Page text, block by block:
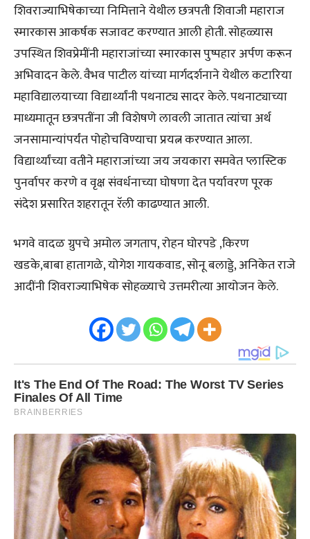
शिवराज्याभिषेकाच्या निमित्ताने येथील छत्रपती शिवाजी महाराज
स्मारकास आकर्षक सजावट करण्यात आली होती. सोहळ्यास
उपस्थित शिवप्रेमींनी महाराजांच्या स्मारकास पुष्पहार अर्पण करून
अभिवादन केले. वैभव पाटील यांच्या मार्गदर्शनाने येथील कटारिया
महाविद्यालयाच्या विद्यार्थ्यांनी पथनाट्य सादर केले. पथनाट्याच्या
माध्यमातून छत्रपतींना जी विशेषणे लावली जातात त्यांचा अर्थ
जनसामान्यांपर्यंत पोहोचविण्याचा प्रयत्न करण्यात आला.
विद्यार्थ्यांच्या वतीने महाराजांच्या जय जयकारा समवेत प्लास्टिक
पुनर्वापर करणे व वृक्ष संवर्धनाच्या घोषणा देत पर्यावरण पूरक
संदेश प्रसारित शहरातून रॅली काढण्यात आली.
भगवे वादळ ग्रुपचे अमोल जगताप, रोहन घोरपडे ,किरण
खडके,बाबा हातागळे, योगेश गायकवाड, सोनू बलाड्डे, अनिकेत राजे
आदींनी शिवराज्याभिषेक सोहळ्याचे उत्तमरीत्या आयोजन केले.